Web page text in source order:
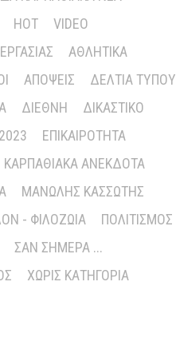
HOT
VIDEO
ΑΘΛΗΤΙΚΆ
ΑΠΌΨΕΙΣ
ΔΕΛΤΊΑ ΤΎΠΟΥ
ΔΙΕΘΝΉ
ΔΙΚΑΣΤΙΚΌ
ΕΠΙΚΑΙΡΌΤΗΤΑ
ΚΑΡΠΑΘΙΑΚΆ ΑΝΈΚΔΟΤΑ
ΜΑΝΏΛΗΣ ΚΑΣΣΏΤΗΣ
- ΦΙΛΟΖΩΊΑ
ΠΟΛΙΤΙΣΜΌΣ
ΣΑΝ ΣΉΜΕΡΑ ...
ΧΩΡΊΣ ΚΑΤΗΓΟΡΊΑ